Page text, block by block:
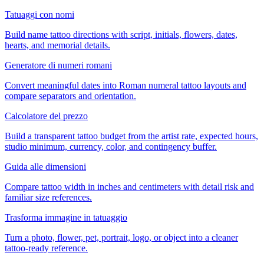
Tatuaggi con nomi
Build name tattoo directions with script, initials, flowers, dates,
hearts, and memorial details.
Generatore di numeri romani
Convert meaningful dates into Roman numeral tattoo layouts and
compare separators and orientation.
Calcolatore del prezzo
Build a transparent tattoo budget from the artist rate, expected hours,
studio minimum, currency, color, and contingency buffer.
Guida alle dimensioni
Compare tattoo width in inches and centimeters with detail risk and
familiar size references.
Trasforma immagine in tatuaggio
Turn a photo, flower, pet, portrait, logo, or object into a cleaner
tattoo-ready reference.